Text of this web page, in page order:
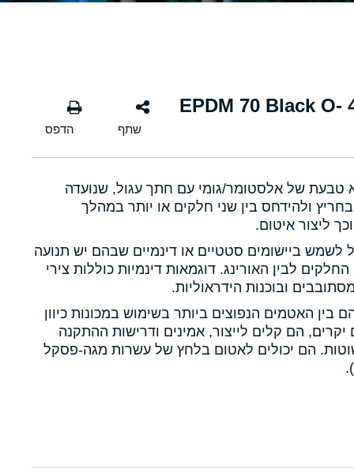
אורינג שחור - 308.00×4.00 EPDM 70 Black O-
טבעת של אלסטומר/גומי עם חתך עגול, שנועדה
ולהידחס בין שני חלקים או יותר במהלך
ליצור איטום.
לשמש ביישומים סטטיים או דינמיים שבהם יש תנועה
החלקים לבין האורינג. דוגמאות דינמיות כוללות צירי
ובוכנות הידראוליות.
בין האטמים הנפוצים ביותר בשימוש במכונות כיוון
הם קלים לייצור, אמינים ודרישות ההתקנה
הם יכולים לאטום בלחץ של עשרות מגה-פסקל